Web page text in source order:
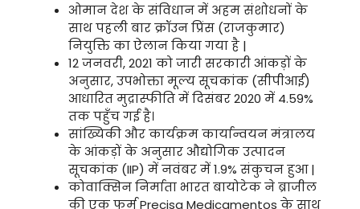
ओमान देश के संविधान में अहम संशोधनों के
साथ पहली बार क्रॉउन प्रिंस (राजकुमार)
नियुक्ति का ऐलान किया गया है |
12 जनवरी, 2021 को जारी सरकारी आंकड़ों के
अनुसार, उपभोक्ता मूल्य सूचकांक (सीपीआई)
आधारित मुद्रास्फीति में दिसंबर 2020 में 4.59%
तक पहुँच गई है।
सांख्यिकी और कार्यक्रम कार्यान्वयन मंत्रालय
के आंकड़ों के अनुसार औद्योगिक उत्पादन
सूचकांक (IIP) में नवंबर में 1.9% संकुचन हुआ |
कोवाक्सिन निर्माता भारत बायोटेक ने ब्राजील
की एक फर्म Precisa Medicamentos के साथ